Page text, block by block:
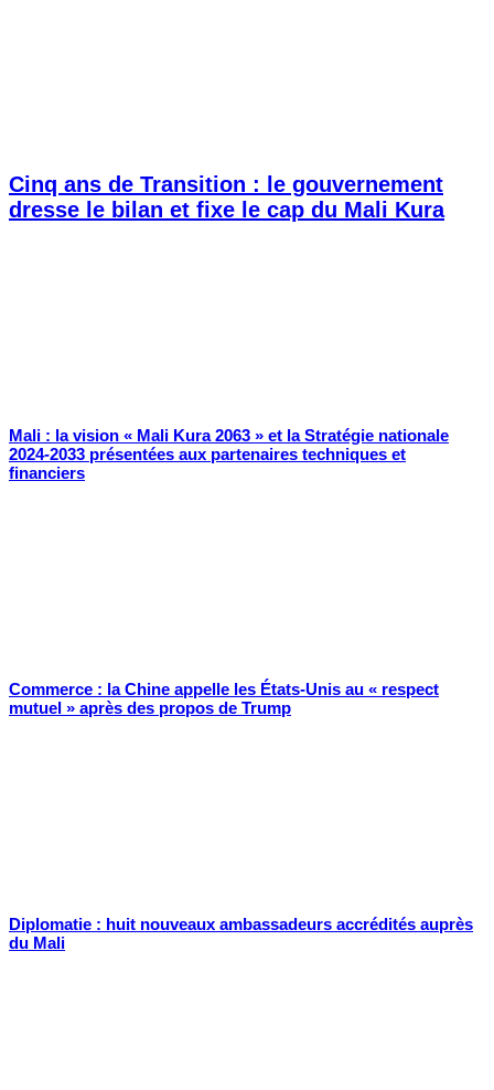
Cinq ans de Transition : le gouvernement
dresse le bilan et fixe le cap du Mali Kura
Mali : la vision « Mali Kura 2063 » et la Stratégie nationale
2024-2033 présentées aux partenaires techniques et
financiers
Commerce : la Chine appelle les États-Unis au « respect
mutuel » après des propos de Trump
Diplomatie : huit nouveaux ambassadeurs accrédités auprès
du Mali